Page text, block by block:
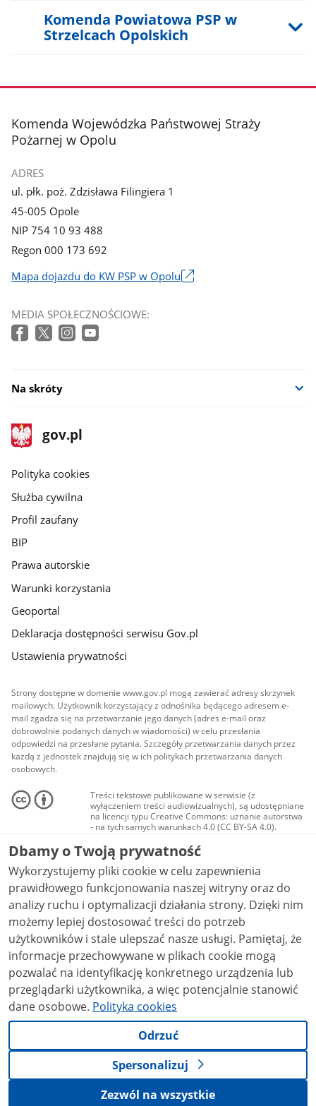
Komenda Powiatowa PSP w
Strzelcach Opolskich
stopka
Komenda Wojewódzka Państwowej Straży
Pożarnej w Opolu
ADRES
ul. płk. poż. Zdzisława Filingiera 1
45-005 Opole
NIP 754 10 93 488
Regon 000 173 692
Mapa dojazdu do KW PSP w Opolu
się
w
MEDIA SPOŁECZNOŚCIOWE:
Na skróty
stopka
gov.pl
Strona
gov.pl
gov.pl
Polityka cookies
Służba cywilna
Profil zaufany
BIP
Prawa autorskie
Warunki korzystania
Geoportal
Deklaracja dostępności serwisu Gov.pl
Ustawienia prywatności
Strony dostępne w domenie www.gov.pl mogą zawierać adresy skrzynek
mailowych. Użytkownik korzystający z odnośnika będącego adresem e-
mail zgadza się na przetwarzanie jego danych (adres e-mail oraz
dobrowolnie podanych danych w wiadomości) w celu przesłania
odpowiedzi na przesłane pytania. Szczegóły przetwarzania danych przez
każdą z jednostek znajdują się w ich politykach przetwarzania danych
osobowych.
Treści tekstowe publikowane w serwisie (z
wyłączeniem treści audiowizualnych), są udostępniane
na licencji typu Creative Commons: uznanie autorstwa
- na tych samych warunkach 4.0 (CC BY-SA 4.0).
Materiały audiowizualne, w tym zdjęcia, materiały
audio i wideo, są udostępniane na licencji typu
Creative Commons: uznanie autorstwa użycie
niekomercyjne - bez utworów zależnych 4.0 (CC BY-
NC-ND 4.0), o ile nie jest to stwierdzone inaczej.
Dbamy o Twoją prywatność
Wykorzystujemy pliki cookie w celu zapewnienia
prawidłowego funkcjonowania naszej witryny oraz do
analizy ruchu i optymalizacji działania strony. Dzięki nim
możemy lepiej dostosować treści do potrzeb
użytkowników i stale ulepszać nasze usługi. Pamiętaj, że
informacje przechowywane w plikach cookie mogą
pozwalać na identyfikację konkretnego urządzenia lub
przeglądarki użytkownika, a więc potencjalnie stanowić
dane osobowe. Polityka cookies
Odrzuć
Spersonalizuj
Zezwól na wszystkie